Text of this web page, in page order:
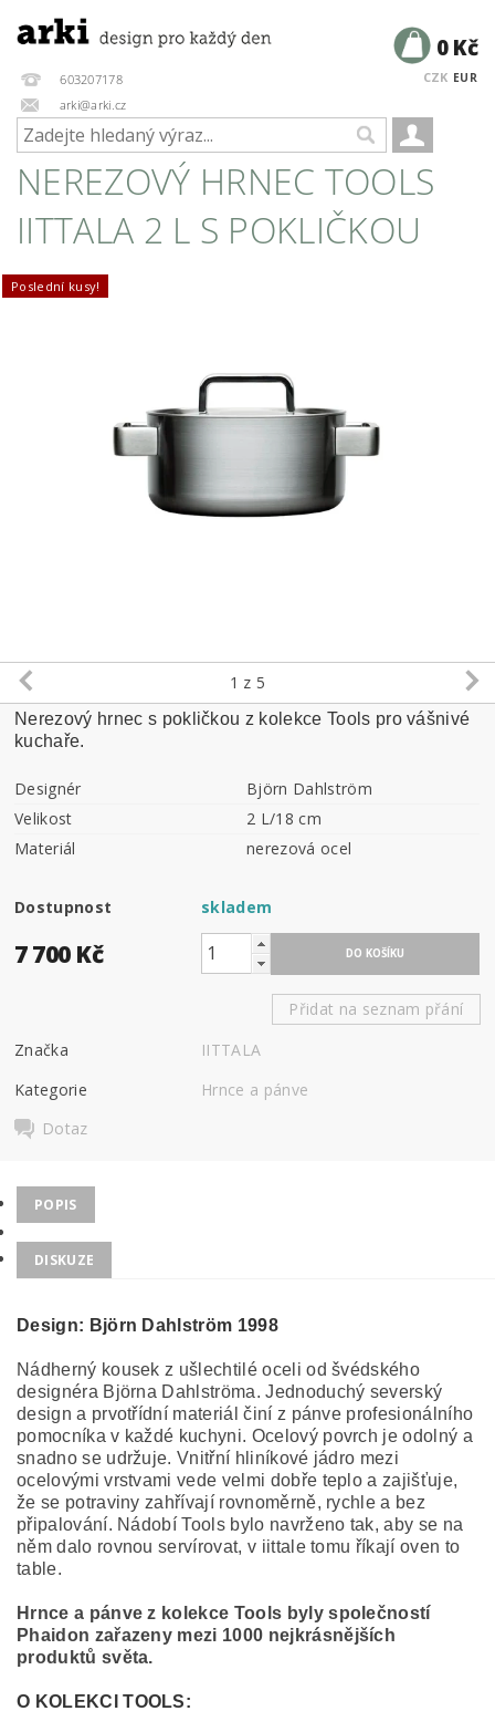
603207178
arki@arki.cz
CZK EUR
0 Kč
NEREZOVÝ HRNEC TOOLS
IITTALA 2 L S POKLIČKOU
Poslední kusy!
1 z 5
Nerezový hrnec s pokličkou z kolekce Tools pro vášnivé
kuchaře.
Designér
Björn Dahlström
Velikost
2 L/18 cm
Materiál
nerezová ocel
Dostupnost skladem
7 700 Kč
Přidat na seznam přání
Značka
IITTALA
Kategorie
Hrnce a pánve
Dotaz
POPIS
DISKUZE
Design: Björn Dahlström 1998
Nádherný kousek z ušlechtilé oceli od švédského
designéra Björna Dahlströma. Jednoduchý severský
design a prvotřídní materiál činí z pánve profesionálního
pomocníka v každé kuchyni. Ocelový povrch je odolný a
snadno se udržuje. Vnitřní hliníkové jádro mezi
ocelovými vrstvami vede velmi dobře teplo a zajišťuje,
že se potraviny zahřívají rovnoměrně, rychle a bez
připalování. Nádobí Tools bylo navrženo tak, aby se na
něm dalo rovnou servírovat, v iittale tomu říkají oven to
table.
Hrnce a pánve z kolekce Tools byly společností
Phaidon zařazeny mezi 1000 nejkrásnějších
produktů světa.
O KOLEKCI TOOLS: